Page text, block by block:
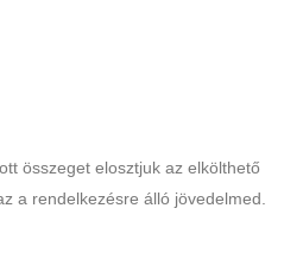
összeget elosztjuk az elkölthető
a rendelkezésre álló jövedelmed.